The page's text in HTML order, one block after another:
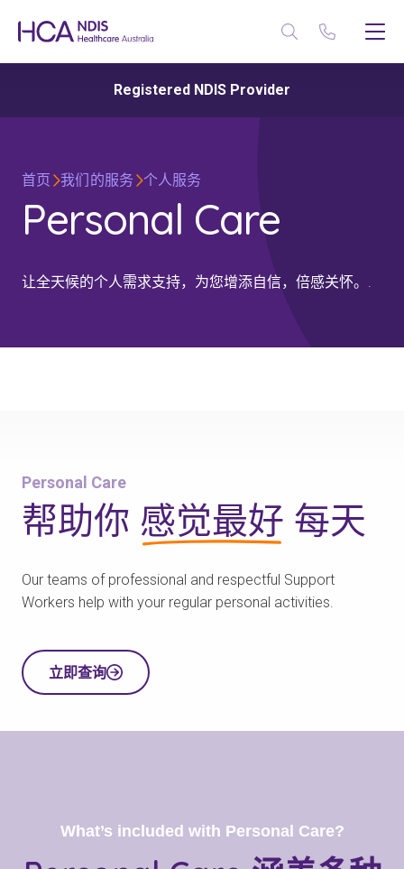
Registered NDIS Provider
首页 我们的服务 个人服务
Personal Care
让全天候的个人需求支持，为您增添自信，倍感关怀。.
Personal Care
帮助你 感觉最好 每天
Our teams of professional and respectful Support
Workers help with your regular personal activities.
立即查询
What’s included with Personal Care?